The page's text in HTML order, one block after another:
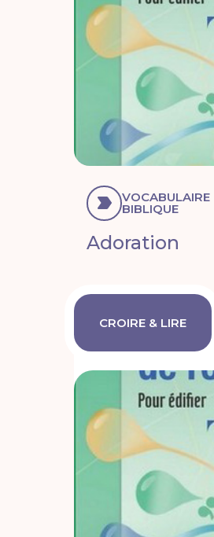
VOCABULAIRE
BIBLIQUE
Adoration
CROIRE & LIRE